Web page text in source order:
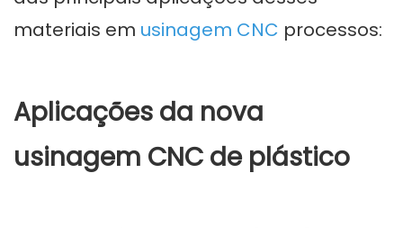
materiais em usinagem CNC processos:
Aplicações da nova
usinagem CNC de plástico